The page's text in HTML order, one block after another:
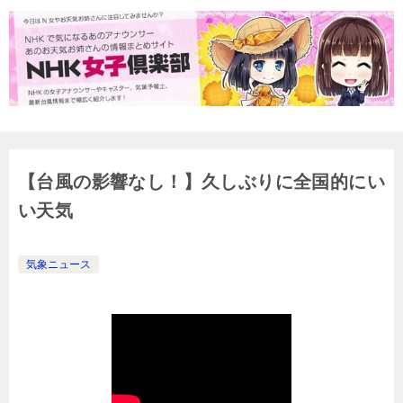
【台風の影響なし！】久しぶりに全国的にい
い天気
気象ニュース